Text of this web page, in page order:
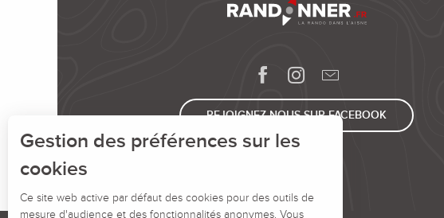
REJOIGNEZ-NOUS SUR FACEBOOK
Gestion des préférences sur les
cookies
Ce site web active par défaut des cookies pour des outils de
mesure d'audience et des fonctionnalités anonymes. Vous